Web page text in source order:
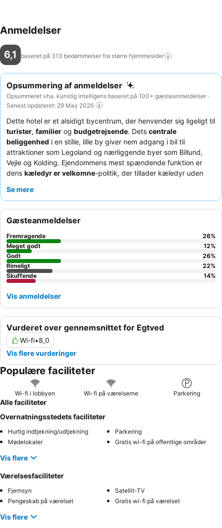
Anmeldelser
6,1 baseret på 313 bedømmelser fra større hjemmesider
Opsummering af anmeldelser
Opsummeret vha. kunstig intelligens baseret på 100+ gæsteanmeldelser ·
Senest opdateret: 29 May 2026
Dette hotel er et alsidigt bycentrum, der henvender sig ligeligt til
turister, familier og budgetrejsende. Dets centrale
beliggenhed i en stille, lille by giver nem adgang i bil til
attraktioner som Legoland og nærliggende byer som Billund,
Vejle og Kolding. Ejendommens mest spændende funktion er
dens kæledyr er velkomne-politik, der tillader kæledyr uden
teams venlige og hjælpsomme natur
undgå den gennemtrængende tobaksrøg.
Se mere
Vurderet over gennemsnittet for Egtved
Wi-fi•8,0
Vis flere vurderinger
Gæsteanmeldelser
Fremragende 26%
Meget godt
12%
Godt
26%
Rimeligt
22%
Skuffende
14%
Vis anmeldelser
Populære faciliteter
Wi-fi i lobbyen Wi-fi på værelserne Parkering
Alle faciliteter
Overnatningsstedets faciliteter
Hurtig indtjekning/udtjekning
Parkering
Mødelokaler
Gratis wi-fi på offentlige områder
Vis flere
Værelsesfaciliteter
Fjernsyn
Satellit-TV
Pengeskab på værelset
Gratis wi-fi på værelset
Vis flere